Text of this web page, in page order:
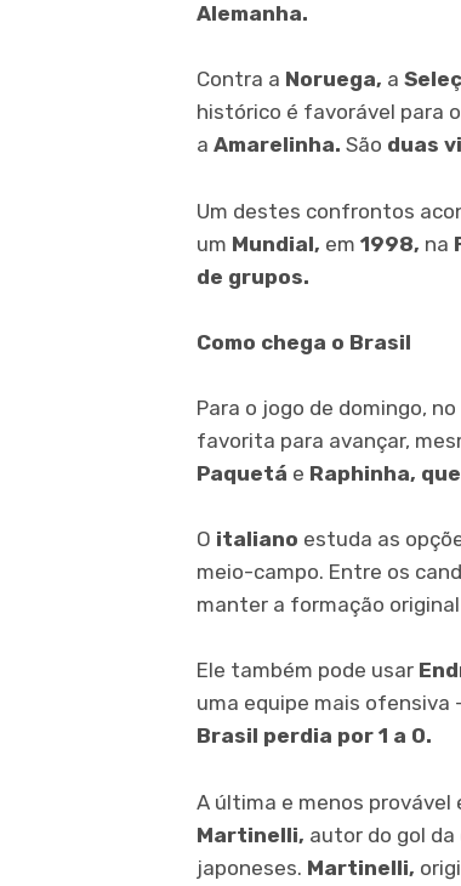
Alemanha.
Contra a Noruega, a
histórico é favorável para
a Amarelinha. São duas
Um destes confrontos
um Mundial, em 1998, na
de grupos.
Como chega o Brasil
Para o jogo de domingo,
favorita para avançar,
Paquetá e Raphinha,
O italiano estuda as
meio-campo. Entre os
manter a formação
Ele também pode usar
uma equipe mais
Brasil perdia por 1 a 0.
A última e menos provável
Martinelli, autor do gol
japoneses. Martinelli,